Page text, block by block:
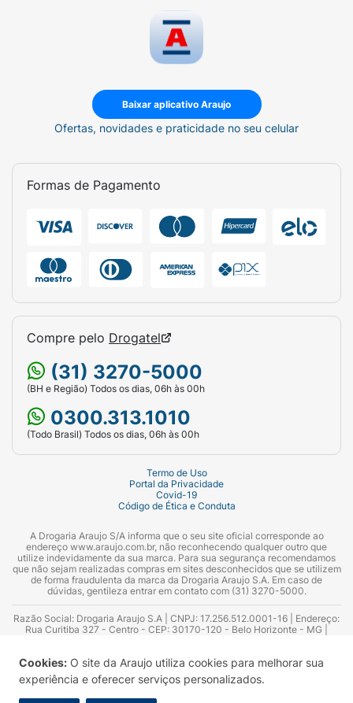
Cookies: O site da Araujo utiliza cookies para melhorar sua
experiência e oferecer serviços personalizados.
Baixar aplicativo Araujo
Ofertas, novidades e praticidade no seu celular
Formas de Pagamento
Compre pelo Drogatel
(31) 3270-5000
(BH e Região) Todos os dias, 06h às 00h
0300.313.1010
(Todo Brasil) Todos os dias, 06h às 00h
Termo de Uso
Portal da Privacidade
Covid-19
Código de Ética e Conduta
A Drogaria Araujo S/A informa que o seu site oficial corresponde ao
endereço www.araujo.com.br, não reconhecendo qualquer outro que
utilize indevidamente da sua marca. Para sua segurança recomendamos
que não sejam realizadas compras em sites desconhecidos que se utilizem
de forma fraudulenta da marca da Drogaria Araujo S.A. Em caso de
dúvidas, gentileza entrar em contato com (31) 3270-5000.
Razão Social: Drogaria Araujo S.A | CNPJ: 17.256.512.0001-16 | Endereço:
Rua Curitiba 327 - Centro - CEP: 30170-120 - Belo Horizonte - MG |
Azevedo Guimarães – CRF 10.965 | Yasmin Silva Alvarenga – CRF 52.584 -
Consultor substituto: Thiago Aguiar Pinheiro - CRF Nº 13.748. Alvará
Sanitário: 2025020713 | Autorização de Funcionamento da Empresa (AFE):